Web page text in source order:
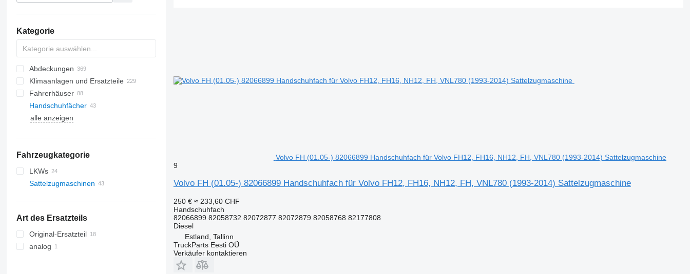
Kategorie
Abdeckungen
Klimaanlagen und Ersatzteile
Klimakondensatoren
Klimaleitungen
Klimakompressoren
sonstige Teile für Klimaanlagen
Fahrerhäuser
Seitenscheiben
Panoramadächer
Handschuhfächer
alle anzeigen
Fahrzeugkategorie
LKWs
Sattelzugmaschinen
Art des Ersatzteils
Original-Ersatzteil
analog
Volvo FH (01.05-) 82066899 Handschuhfach für Volvo FH12, FH16, NH12, FH, VNL780 (1993-2014) Sattelzugmaschine
9
Volvo FH (01.05-) 82066899 Handschuhfach für Volvo FH12, FH16, NH12, FH, VNL780 (1993-2014) Sattelzugmaschine
250 € ≈ 233,60 CHF
Handschuhfach
82066899 82058732 82072877 82072879 82058768 82177808
Diesel
Estland, Tallinn
TruckParts Eesti OÜ
Verkäufer kontaktieren